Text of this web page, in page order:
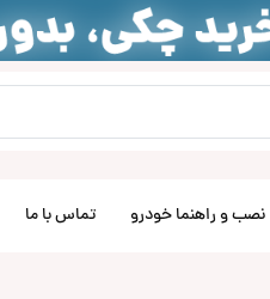
نصب و راهنما خودرو تماس با ما